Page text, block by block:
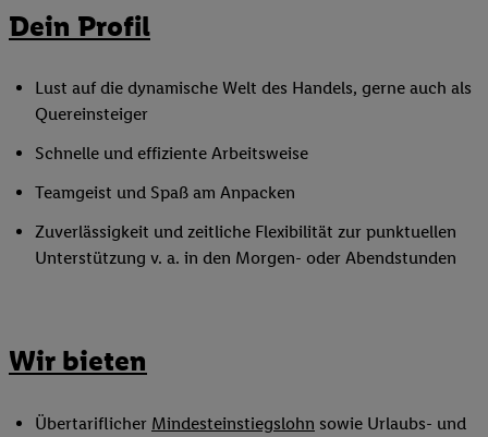
Dein Profil
Lust auf die dynamische Welt des Handels, gerne auch als
Quereinsteiger
Schnelle und effiziente Arbeitsweise
Teamgeist und Spaß am Anpacken
Zuverlässigkeit und zeitliche Flexibilität zur punktuellen
Unterstützung v. a. in den Morgen- oder Abendstunden
Wir bieten
Übertariflicher Mindesteinstiegslohn sowie Urlaubs- und